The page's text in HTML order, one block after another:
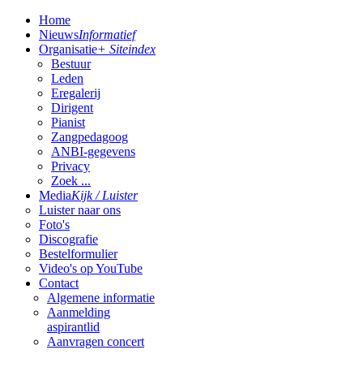
Home
NieuwsInformatief
Organisatie+ Siteindex
Bestuur
Leden
Eregalerij
Dirigent
Pianist
Zangpedagoog
ANBI-gegevens
Privacy
Zoek ...
MediaKijk / Luister
Luister naar ons
Foto's
Discografie
Bestelformulier
Video's op YouTube
Contact
Algemene informatie
Aanmelding
aspirantlid
Aanvragen concert